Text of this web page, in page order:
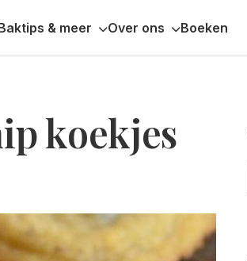
& meer Over ons Boeken
koekjes